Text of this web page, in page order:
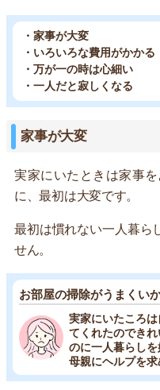
・家事が大変
・いろいろな費用がかかる
・万が一の時は心細い
・一人だと寂しくなる
家事が大変
実家にいたときは家事
に、最初は大変です。
最初は慣れない一人暮ら
せん。
お部屋の掃除がうまくい
実家にいたころ
てくれたのでき
のに一人暮らし
母親にヘルプを